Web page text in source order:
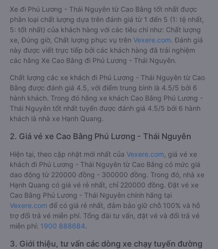
Xe đi Phú Lương - Thái Nguyên từ Cao Bằng tốt nhất được
phân loại chất lượng dựa trên đánh giá từ 1 đến 5 (1: tệ nhất,
5: tốt nhất) của khách hàng với các tiêu chí như: Chất lượng
xe, Đúng giờ, Chất lượng phục vụ trên Vexere.com. Đánh giá
này được viết trực tiếp bởi các khách hàng đã trải nghiệm
các hãng Xe Cao Bằng đi Phú Lương - Thái Nguyên.
Chất lượng các xe khách đi Phú Lương - Thái Nguyên từ Cao
Bằng được đánh giá 4.5, với điểm trung bình là 4.5/5 bởi 6
hành khách. Trong đó hãng xe khách Cao Bằng Phú Lương -
Thái Nguyên tốt nhất tuyến được đánh giá 4.5/5 bởi 6 hành
khách là nhà xe Hạnh Quang.
2. Giá vé xe Cao Bằng Phú Lương - Thái Nguyên
Hiện tại, theo cập nhật mới nhất của Vexere.com , giá vé xe
khách đi Phú Lương - Thái Nguyên từ Cao Bằng có mức giá
dao động từ 220000 đồng - 300000 đồng. Trong đó, nhà xe
Hạnh Quang có giá vé rẻ nhất, chỉ 220000 đồng. Đặt vé xe
Cao Bằng Phú Lương - Thái Nguyên chính hãng tại
Vexere.com để có giá rẻ nhất, đảm bảo giữ chỗ 100% và hỗ
trợ đổi trả vé miễn phí. Tổng đài tư vấn, đặt vé và đổi trả vé
miễn phí: 1900 888684.
3. Giới thiệu, tư vấn các dòng xe chạy tuyến đường